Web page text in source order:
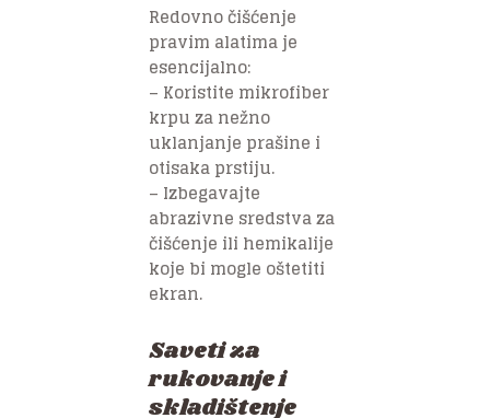
Redovno čišćenje
pravim alatima je
esencijalno:
– Koristite mikrofiber
krpu za nežno
uklanjanje prašine i
otisaka prstiju.
– Izbegavajte
abrazivne sredstva za
čišćenje ili hemikalije
koje bi mogle oštetiti
ekran.
Saveti za
rukovanje i
skladištenje